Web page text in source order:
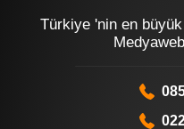
Türkiye 'nin en büyük